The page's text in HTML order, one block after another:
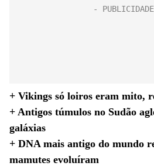
+ Vikings só loiros eram mito,
+ Antigos túmulos no Sudão
galáxias
+ DNA mais antigo do mundo
mamutes evoluíram